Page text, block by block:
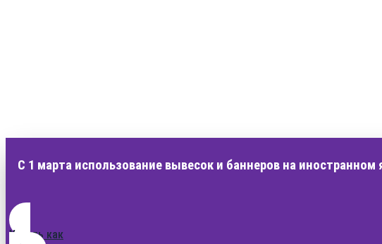
С 1 марта использование вывесок и баннеров на
Узнать как